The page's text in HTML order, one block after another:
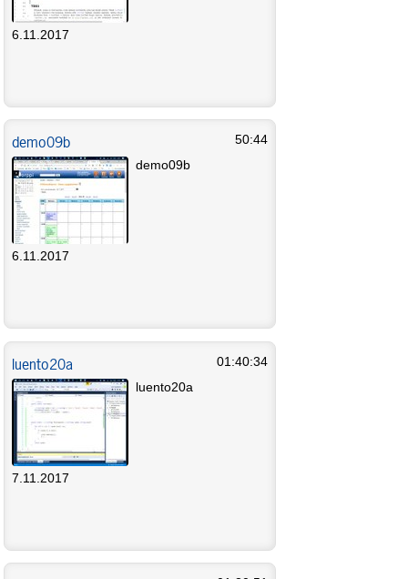
6.11.2017
demo09b
50:44
demo09b
6.11.2017
luento20a
01:40:34
luento20a
7.11.2017